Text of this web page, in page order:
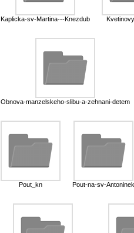
Kaplicka-sv-Martina---Knezdub
Obnova-manzelskeho-slibu-a-zehnani-detem
Pout_kn Pout-na-sv-Antoninek